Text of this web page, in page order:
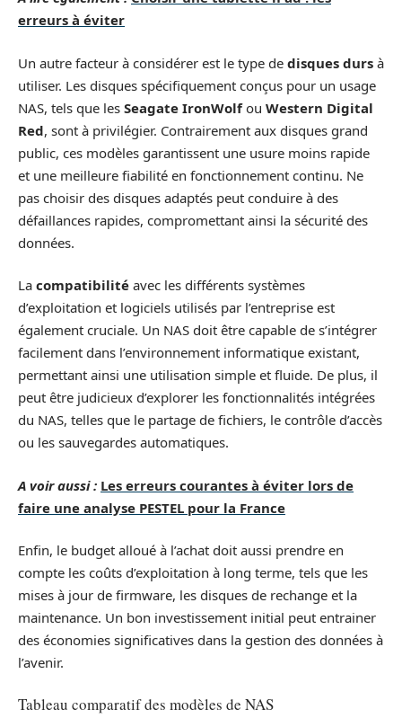
erreurs à éviter
Un autre facteur à considérer est le type de disques durs à
utiliser. Les disques spécifiquement conçus pour un usage
NAS, tels que les Seagate IronWolfou Western Digital
Red, sont à privilégier. Contrairement aux disques grand
public, ces modèles garantissent une usure moins rapide
et une meilleure fiabilité en fonctionnement continu. Ne
pas choisir des disques adaptés peut conduire à des
défaillances rapides, compromettant ainsi la sécurité des
données.
La compatibilité avec les différents systèmes
d’exploitation et logiciels utilisés par l’entreprise est
également cruciale. Un NAS doit être capable de s’intégrer
facilement dans l’environnement informatique existant,
permettant ainsi une utilisation simple et fluide. De plus, il
peut être judicieux d’explorer les fonctionnalités intégrées
du NAS, telles que le partage de fichiers, le contrôle d’accès
ou les sauvegardes automatiques.
A voir aussi : Les erreurs courantes à éviter lors de
faire une analyse PESTEL pour la France
Enfin, le budget alloué à l’achat doit aussi prendre en
compte les coûts d’exploitation à long terme, tels que les
mises à jour de firmware, les disques de rechange et la
maintenance. Un bon investissement initial peut entrainer
des économies significatives dans la gestion des données à
l’avenir.
Tableau comparatif des modèles de NAS